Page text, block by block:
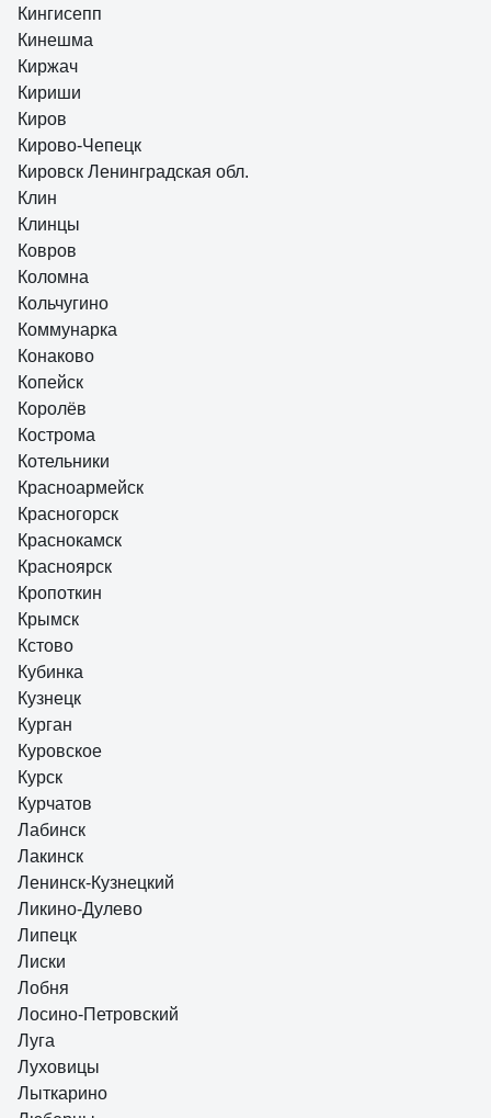
Кингисепп
Кинешма
Киржач
Кириши
Киров
Кирово-Чепецк
Кировск Ленинградская обл.
Клин
Клинцы
Ковров
Коломна
Кольчугино
Коммунарка
Конаково
Копейск
Королёв
Кострома
Котельники
Красноармейск
Красногорск
Краснокамск
Красноярск
Кропоткин
Крымск
Кстово
Кубинка
Кузнецк
Курган
Куровское
Курск
Курчатов
Лабинск
Лакинск
Ленинск-Кузнецкий
Ликино-Дулево
Липецк
Лиски
Лобня
Лосино-Петровский
Луга
Луховицы
Лыткарино